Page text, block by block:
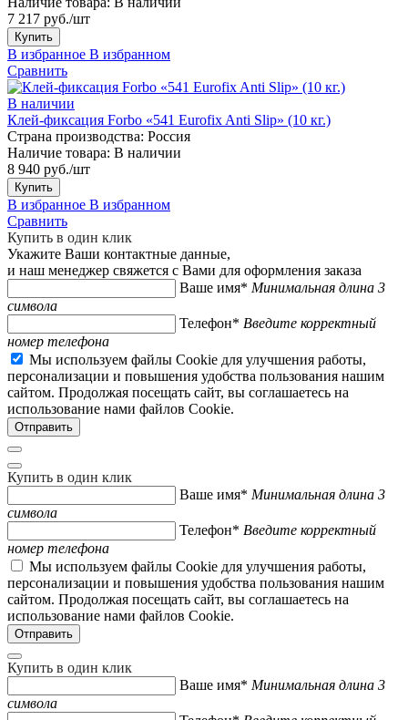
7 217 руб./шт
Купить
В избранное В избранном
Сравнить
В наличии
Клей-фиксация Forbo «541 Eurofix Anti Slip» (10 кг.)
Страна производства: Россия
Наличие товара: В наличии
8 940 руб./шт
Купить
В избранное В избранном
Сравнить
Купить в один клик
Укажите Ваши контактные данные,
и наш менеджер свяжется с Вами для оформления заказа
Ваше имя* Минимальная длина 3
символа
Телефон* Введите корректный
номер телефона
Мы используем файлы Cookie для улучшения работы,
персонализации и повышения удобства пользования нашим
сайтом. Продолжая посещать сайт, вы соглашаетесь на
использование нами файлов Cookie.
Купить в один клик
Ваше имя* Минимальная длина 3
символа
Телефон* Введите корректный
номер телефона
Мы используем файлы Cookie для улучшения работы,
персонализации и повышения удобства пользования нашим
сайтом. Продолжая посещать сайт, вы соглашаетесь на
использование нами файлов Cookie.
Купить в один клик
Ваше имя* Минимальная длина 3
символа